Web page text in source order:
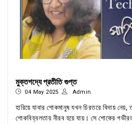
মুক্তগদ্যে প্রতীতি গুপ্ত
04 May 2025 Admin
হারিয়ে যাবার শোকমানুষ যখন চিরতরে বিদায়
শোকবিহ্বলতায় নীরব হয়ে যায়। সে শোকের